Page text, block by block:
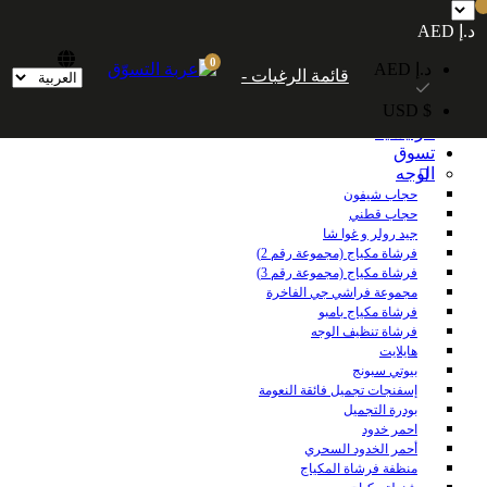
درهمًا إماراتيًا. شحن مجاني عالميًا للطلبات التي تزيد قيمتها عن 600 درهم إماراتي.
تسوق
الوجه
حجاب شيفون
حجاب قطني
جيد رولر و غوا شا
فرشاة مكياج (مجموعة رقم 2)
فرشاة مكياج (مجموعة رقم 3)
مجموعة فراشي جي الفاخرة
فرشاة مكياج بامبو
فرشاة تنظيف الوجه
هايلايت
بيوتي سبونج
إسفنجات تجميل فائقة النعومة
بودرة التجميل
احمر خدود
أحمر الخدود السحري
منظفة فرشاة المكياج
د.إ AED
د.إ AED
$ USD
قائمة الرغبات -
0